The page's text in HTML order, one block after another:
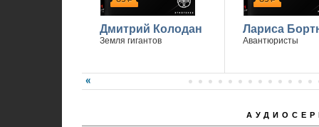
Дмитрий Колодан
Земля гигантов
Лариса
Авантюристы